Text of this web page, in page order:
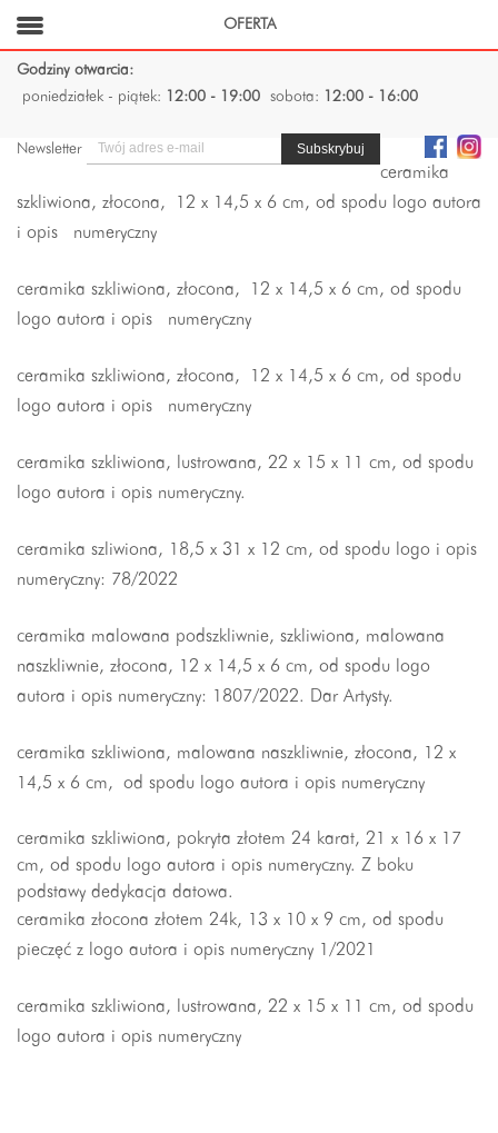
Godziny otwarcia:
poniedziałek - piątek:
12:00 - 19:00 sobota: 12:00 - 16:00
Newsletter
ceramika
szkliwiona, złocona,
12 x 14,5 x 6 cm, od spodu logo autora
i opis numeryczny
ceramika szkliwiona, złocona,
12 x 14,5 x 6 cm, od spodu
logo autora i opis numeryczny
ceramika szkliwiona, złocona,
12 x 14,5 x 6 cm, od spodu
logo autora i opis numeryczny
ceramika szkliwiona, lustrowana, 22 x 15 x 11 cm, od spodu
logo autora i opis numeryczny.
ceramika szliwiona, 18,5 x 31 x 12 cm, od spodu logo i opis
numeryczny: 78/2022
ceramika malowana podszkliwnie, szkliwiona, malowana
naszkliwnie, złocona, 12 x 14,5 x 6 cm, od spodu logo
autora i opis numeryczny: 1807/2022. Dar Artysty.
ceramika szkliwiona, malowana naszkliwnie, złocona, 12 x
14,5 x 6 cm, od spodu logo autora i opis numeryczny
ceramika szkliwiona, pokryta złotem 24 karat, 21 x 16 x 17
cm, od spodu logo autora i opis numeryczny. Z boku
podstawy dedykacja datowa.
ceramika złocona złotem 24k, 13 x 10 x 9 cm, od spodu
pieczęć z logo autora i opis numeryczny 1/2021
ceramika szkliwiona, lustrowana, 22 x 15 x 11 cm, od spodu
logo autora i opis numeryczny
OFERTA